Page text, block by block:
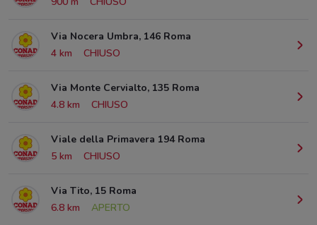
Via Nocera Umbra, 146 Roma
4 km
CHIUSO
Via Monte Cervialto, 135 Roma
4.8 km
CHIUSO
Viale della Primavera 194 Roma
5 km
CHIUSO
Via Tito, 15 Roma
6.8 km
APERTO